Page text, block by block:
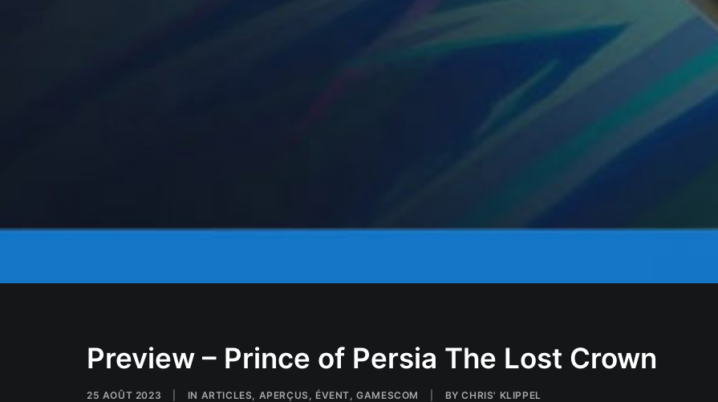
Preview – Prince of Persia The Lost Crown
25 AOÛT 2023 IN ARTICLES, APERÇUS, ÉVENT,GAMESCOM BYCHRIS' KLIPPEL